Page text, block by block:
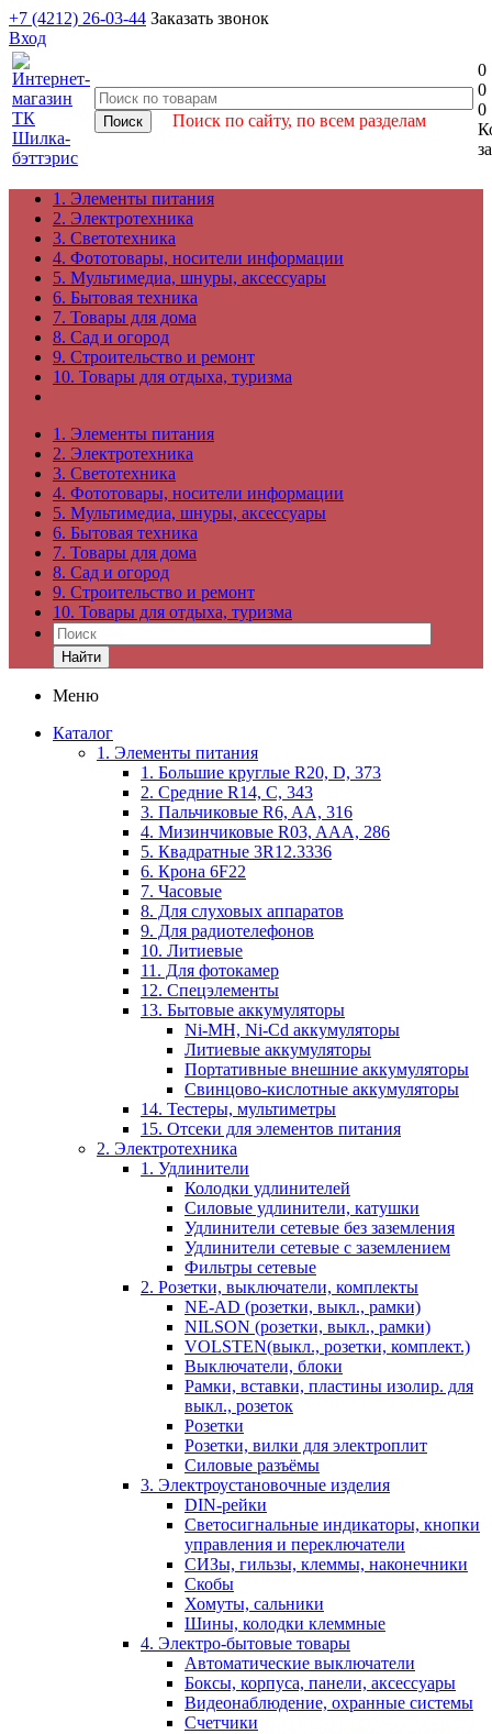
+7 (4212) 26-03-44 Заказать звонок
Вход
Поиск по сайту, по всем разделам
0
0
0
1. Элементы питания
2. Электротехника
3. Светотехника
4. Фототовары, носители информации
5. Мультимедиа, шнуры, аксессуары
6. Бытовая техника
7. Товары для дома
8. Сад и огород
9. Строительство и ремонт
10. Товары для отдыха, туризма
1. Элементы питания
2. Электротехника
3. Светотехника
4. Фототовары, носители информации
5. Мультимедиа, шнуры, аксессуары
6. Бытовая техника
7. Товары для дома
8. Сад и огород
9. Строительство и ремонт
10. Товары для отдыха, туризма
Найти
Меню
Каталог
1. Элементы питания
1. Большие круглые R20, D, 373
2. Средние R14, C, 343
3. Пальчиковые R6, AA, 316
4. Мизинчиковые R03, AAA, 286
5. Квадратные 3R12.3336
6. Крона 6F22
7. Часовые
8. Для слуховых аппаратов
9. Для радиотелефонов
10. Литиевые
11. Для фотокамер
12. Спецэлементы
13. Бытовые аккумуляторы
Ni-MH, Ni-Cd аккумуляторы
Литиевые аккумуляторы
Портативные внешние аккумуляторы
Свинцово-кислотные аккумуляторы
14. Тестеры, мультиметры
15. Отсеки для элементов питания
2. Электротехника
1. Удлинители
Колодки удлинителей
Силовые удлинители, катушки
Удлинители сетевые без заземления
Удлинители сетевые с заземлением
Фильтры сетевые
2. Розетки, выключатели, комплекты
NE-AD (розетки, выкл., рамки)
NILSON (розетки, выкл., рамки)
VOLSTEN(выкл., розетки, комплект.)
Выключатели, блоки
Рамки, вставки, пластины изолир. для
выкл., розеток
Розетки
Розетки, вилки для электроплит
Силовые разъёмы
3. Электроустановочные изделия
DIN-рейки
Светосигнальные индикаторы, кнопки
управления и переключатели
СИЗы, гильзы, клеммы, наконечники
Скобы
Хомуты, сальники
Шины, колодки клеммные
4. Электро-бытовые товары
Автоматические выключатели
Боксы, корпуса, панели, аксессуары
Видеонаблюдение, охранные системы
Счетчики